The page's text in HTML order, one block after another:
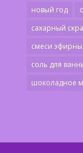
новый год
сахарный
смеси
соль для
шоколадное